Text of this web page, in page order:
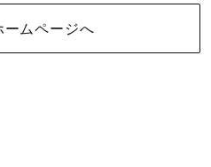
ームページへ